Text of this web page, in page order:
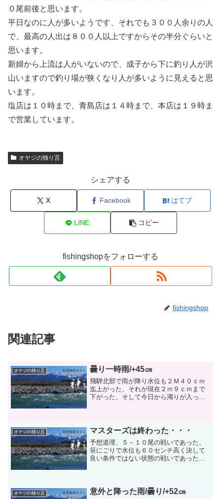
０尾前後と思います。
平日なのに人が多いようです、それでも３００人余りの人
で、最高の人出は８００人以上ですからその半分ぐらいと
思います。
新婦から上流は人がいないので、成子から下に釣り人が沢
山いますので釣り場が狭くなり人が多いように見えると思
います。
塩店は１０時まで、青島店は１４時まで、本店は１９時ま
で営業しています。
オヤジの独り言
シェアする
X Facebook はてブ
LINE コピー
fishingshopをフォローする
fishingshop
関連記事
オヤジの独り言 曇り一時雨/+45㎝
飛騨北部で雨が降り水位も２Ｍ４０ｃｍ
迄上がった、それが現在２ｍ９ｃｍまで
下がった、そして今日から濁りが入って
その影響が出るかもしれな...
オヤジの独り言 マスターズは終わった・・・
予想道理、５－１０尾の戦いであった。
笹にごりで水位も６０センチ高く決して
良い条件ではない状態の戦いであった。
ったがかなりの進歩と見た...
オヤジの独り言 意外と降った雨/曇り/+52㎝